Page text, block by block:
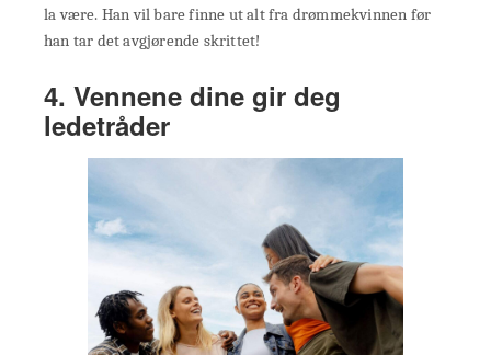
la være. Han vil bare finne ut alt fra drømmekvinnen før
han tar det avgjørende skrittet!
4. Vennene dine gir deg
ledetråder